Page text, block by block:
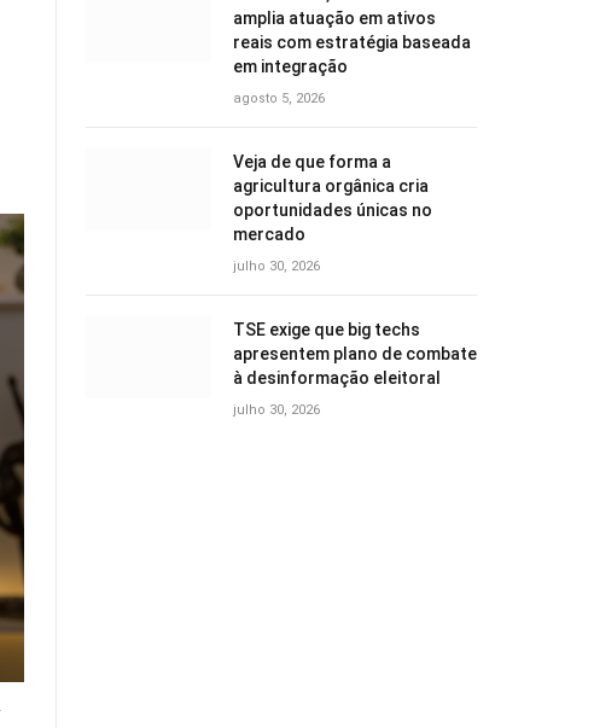
amplia atuação em ativos
reais com estratégia baseada
em integração
agosto 5, 2026
Veja de que forma a
agricultura orgânica cria
oportunidades únicas no
mercado
julho 30, 2026
TSE exige que big techs
apresentem plano de combate
à desinformação eleitoral
julho 30, 2026